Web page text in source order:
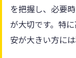
を把握し、必要
が大切です。特
安が大きい方に